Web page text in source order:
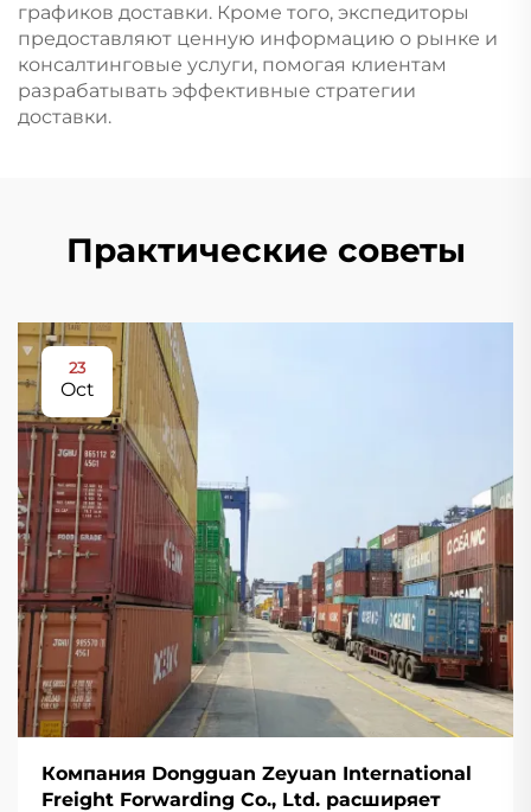
графиков доставки. Кроме того, экспедиторы
предоставляют ценную информацию о рынке и
консалтинговые услуги, помогая клиентам
разрабатывать эффективные стратегии
доставки.
Практические советы
23
Oct
Компания Dongguan Zeyuan International
Freight Forwarding Co., Ltd. расширяет